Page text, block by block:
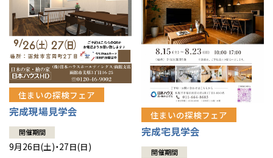
住まいの探検フェア
完成現場見学会
開催期間
9月26日(土)・27日(日)
住まいの探検フェア
完成宅見学会
開催期間